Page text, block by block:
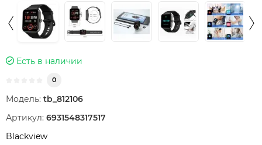
Есть в наличии
0
Модель: tb_812106
Артикул: 6931548317517
Blackview